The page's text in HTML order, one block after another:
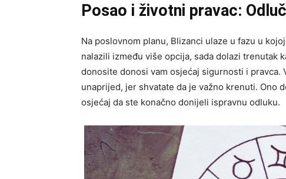
Posao i životni pravac:
Na poslovnom planu, Blizanci ulaze u fazu u
nalazili između više opcija, sada dolazi trenutak
donosite donosi vam osjećaj sigurnosti i
unaprijed, jer shvatate da je važno krenuti. Ono
osjećaj da ste konačno donijeli ispravnu odluku.